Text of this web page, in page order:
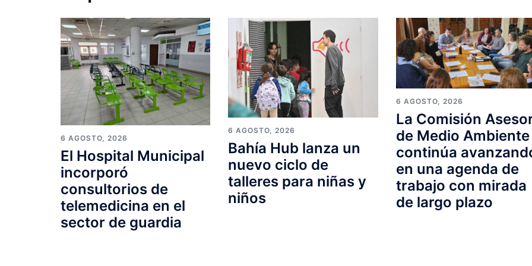
6 AGOSTO, 2026
El Hospital Municipal
incorporó
consultorios de
telemedicina en el
sector de guardia
6 AGOSTO, 2026
Bahía Hub lanza un
nuevo ciclo de
talleres para niñas y
niños
6 AGOSTO, 2026
La Comisión
de Medio Ambiente
continúa
en una agenda de
trabajo con mirada
de largo plazo